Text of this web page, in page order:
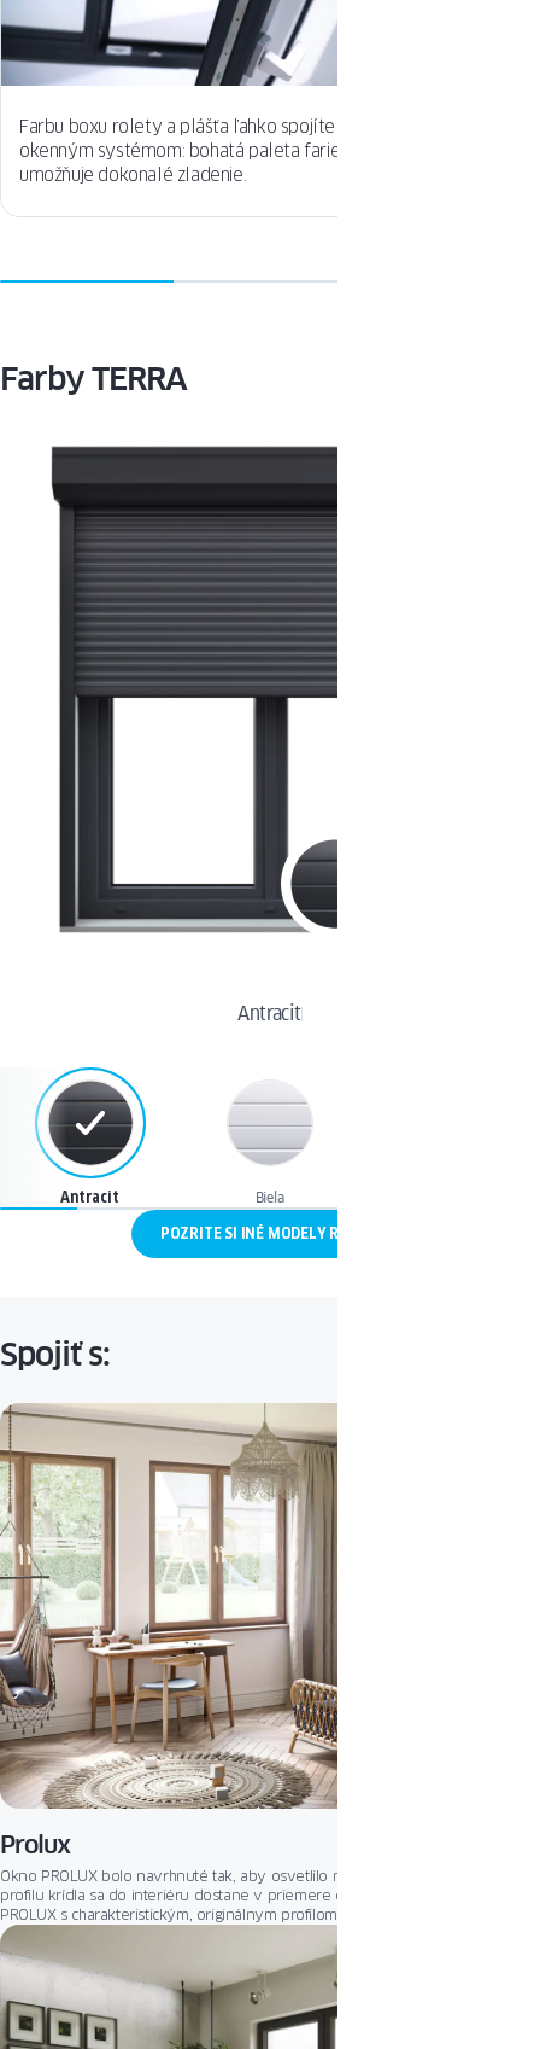
Farbu boxu rolety a plášťa ľahko spojíte s
okenným systémom: bohatá paleta farieb
umožňuje dokonalé zladenie.
Farby TERRA
Antracit Biela
POZRITE SI INÉ MODELY ROLIET
Antracit
Spojiť s:
Prolux
Okno PROLUX bolo navrhnuté tak, aby osvetlilo miestnosti. Vďaka zníženiu
profilu krídla sa do interiéru dostane v priemere o 22 % viac svetla. Systém
PROLUX s charakteristickým, originálnym profilom so zaoblenou zasklievacou
lištou je univerzálnou ponukou pre mnoho typov a štýlov zástavby. Možnosť
dyhovania profilu technológiou ColorFull robí z okna PROLUX estetickú a
praktickú voľbu.